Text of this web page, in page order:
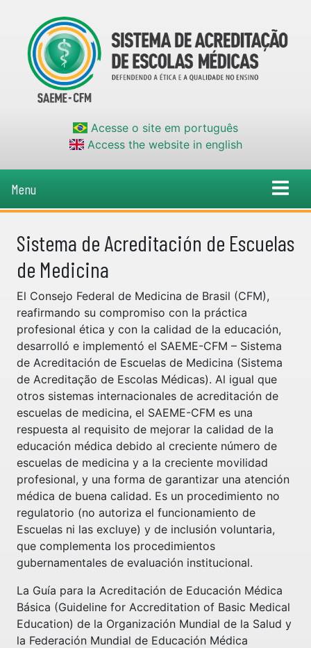
Acesse o site em português
Access the website in english
Menu
Sistema de Acreditación de Escuelas
de Medicina
El Consejo Federal de Medicina de Brasil (CFM),
reafirmando su compromiso con la práctica
profesional ética y con la calidad de la educación,
desarrolló e implementó el SAEME-CFM – Sistema
de Acreditación de Escuelas de Medicina (Sistema
de Acreditação de Escolas Médicas). Al igual que
otros sistemas internacionales de acreditación de
escuelas de medicina, el SAEME-CFM es una
respuesta al requisito de mejorar la calidad de la
educación médica debido al creciente número de
escuelas de medicina y a la creciente movilidad
profesional, y una forma de garantizar una atención
médica de buena calidad. Es un procedimiento no
regulatorio (no autoriza el funcionamiento de
Escuelas ni las excluye) y de inclusión voluntaria,
que complementa los procedimientos
gubernamentales de evaluación institucional.
La Guía para la Acreditación de Educación Médica
Básica (Guideline for Accreditation of Basic Medical
Education) de la Organización Mundial de la Salud y
la Federación Mundial de Educación Médica